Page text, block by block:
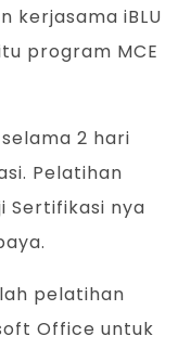
kerjasama iBLU
program MCE
2 hari
Pelatihan
Sertifikasi nya
pelatihan
Office untuk